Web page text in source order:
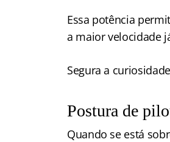
Essa potência
a maior velocidade
Segura a
Postura de
Quando se está